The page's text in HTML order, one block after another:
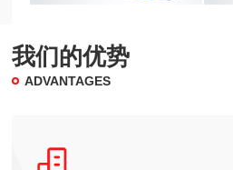
我们的优势
ADVANTAGES